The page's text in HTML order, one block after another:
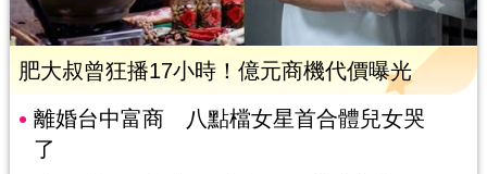
肥大叔曾狂播17小時！億元商機代價曝光
離婚台中富商 八點檔女星首合體兒女哭
了